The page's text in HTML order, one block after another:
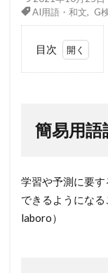
AI用語・和文
G
目次
【モ
縮】
簡易用語
学習や予測に要
できるようにな
laboro）